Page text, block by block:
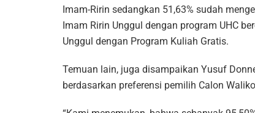
Imam-Ririn sedangkan 51,63% sudah
Imam Ririn Unggul dengan program UHC
Unggul dengan Program Kuliah Gratis.
Temuan lain, juga disampaikan Yusuf
berdasarkan preferensi pemilih Calon